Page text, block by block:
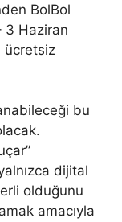
BolBol
3 Haziran
ücretsiz
bu
dijital
olduğunu
amacıyla